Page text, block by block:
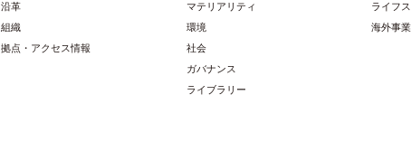
沿革
組織
拠点・アクセス情報
マテリアリティ
環境
社会
ガバナンス
ライブラリー
ライフ
海外事